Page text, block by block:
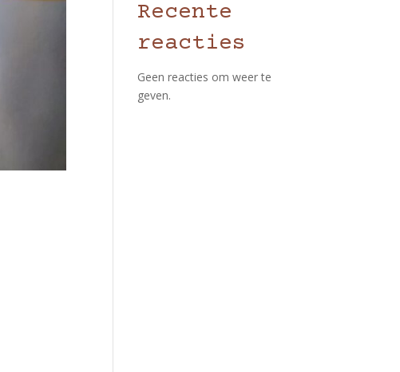
Recente
reacties
Geen reacties om weer te
geven.